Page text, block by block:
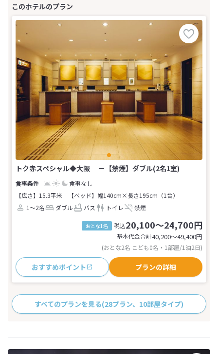
トク赤スペシャル◆大阪 －【禁煙】ダブル(2名1室)
食事なし
【広さ】15.3平米
【ベッド】幅140cm×長さ195cm（1台）
1～2名
ダブル バス トイレ 禁煙
おとな1名 税込20,100～24,700円
基本代金合計40,200〜49,400円
(おとな2名 こども0名・1部屋/1泊2日)
おすすめポイント プランの詳細
すべてのプランを見る(28プラン、10部屋タイプ)